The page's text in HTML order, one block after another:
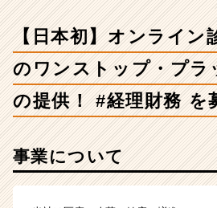
イ
ン
診
療・
服
【日本初】オンライン
のワンストップ・プラ
の提供！ #経理財務 を
事業について